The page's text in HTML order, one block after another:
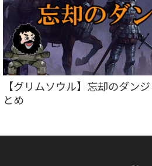
【グリムソウル】忘却のダン
とめ